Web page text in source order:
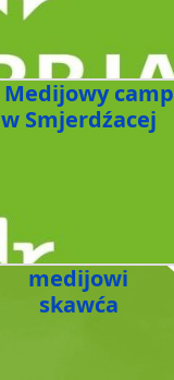
Medijowy camp
w Smjerdźacej
medijowi
skawća